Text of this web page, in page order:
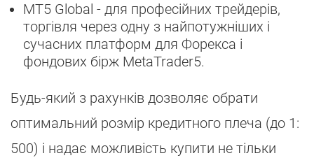
MT5 Global - для професійних трейдерів,
торгівля через одну з найпотужніших і
сучасних платформ для Форекса і
фондових бірж MetaTrader5.
Будь-який з рахунків дозволяє обрати
оптимальний розмір кредитного плеча (до 1:
500) і надає можливість купити не тільки